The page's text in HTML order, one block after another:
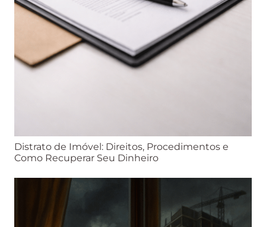
Distrato de Imóvel: Direitos, Procedimentos e
Como Recuperar Seu Dinheiro